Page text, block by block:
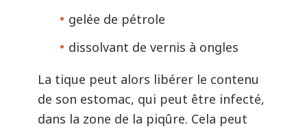
gelée de pétrole
dissolvant de vernis à ongles
La tique peut alors libérer le contenu
de son estomac, qui peut être infecté,
dans la zone de la piqûre. Cela peut